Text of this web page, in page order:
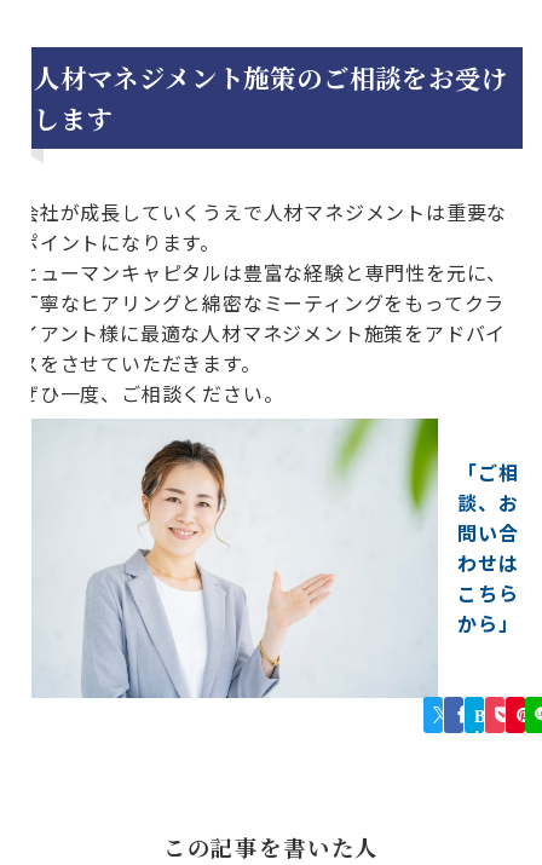
人材マネジメント施策のご相談をお受け
します
会社が成長していくうえで人材マネジメントは重要な
ポイントになります。
ヒューマンキャピタルは豊富な経験と専門性を元に、
丁寧なヒアリングと綿密なミーティングをもってクラ
イアント様に最適な人材マネジメント施策をアドバイ
スをさせていただきます。
ぜひ一度、ご相談ください。
「ご相
談、お
問い合
わせは
こちら
から」
この記事を書いた人